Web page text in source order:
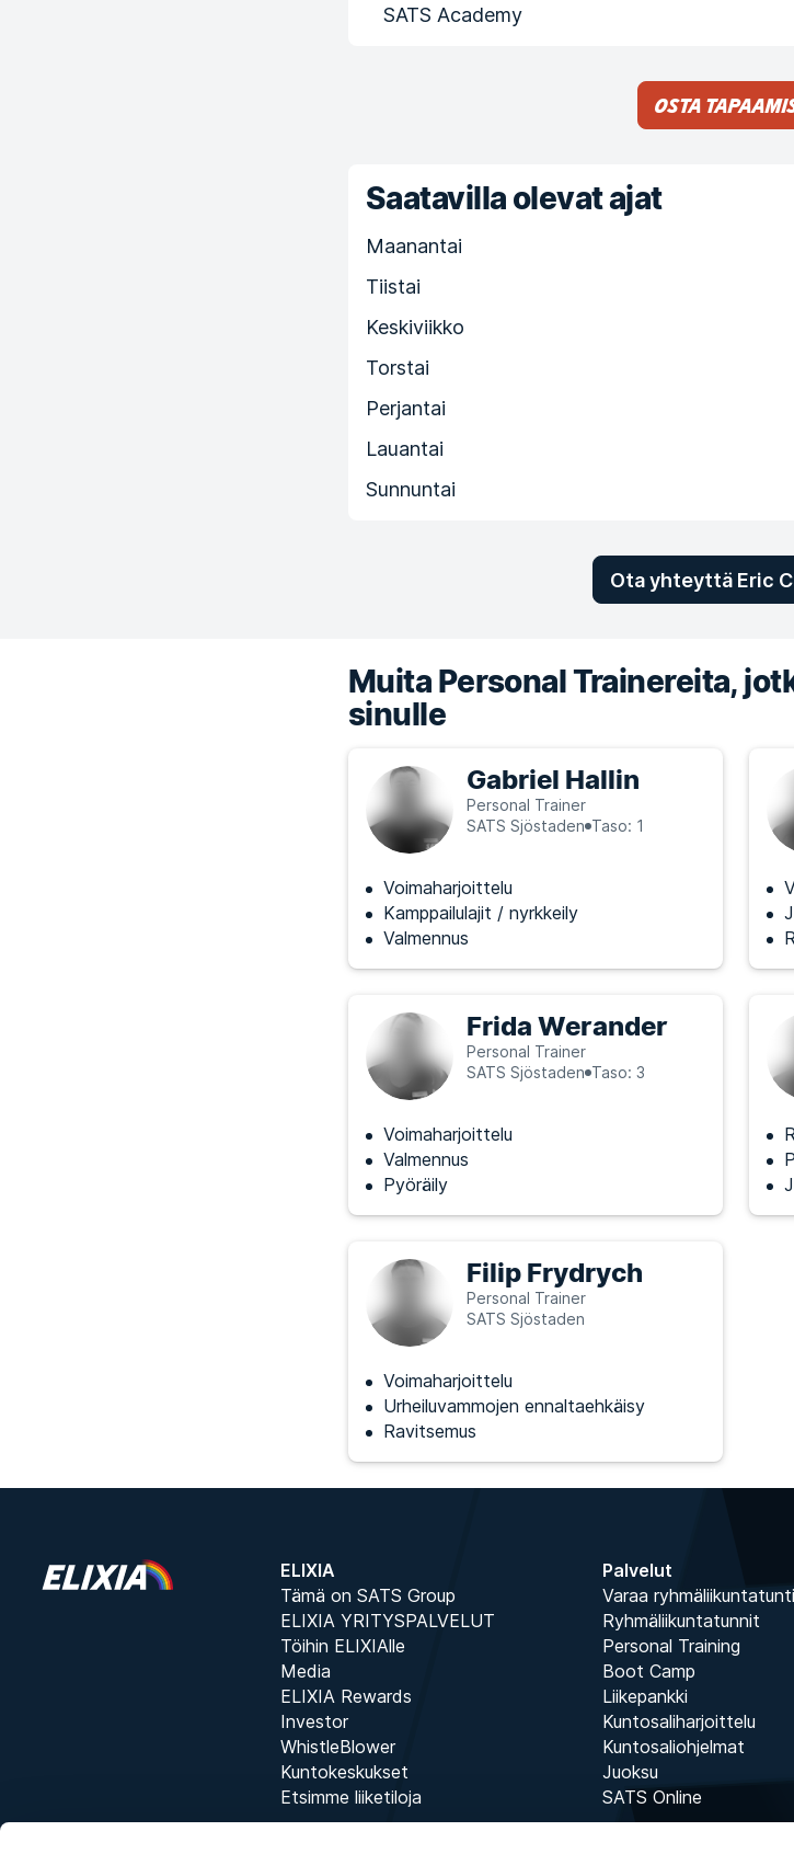
SATS Academy
Osta
Saatavilla olevat ajat
Maanantai
Tiistai
Keskiviikko
Torstai
Perjantai
Lauantai
Sunnuntai
Ota yhteyttä Eric
Muita Personal Trainereita,
sinulle
Gabriel Hallin
Personal Trainer
SATS Sjöstaden Taso: 1
Voimaharjoittelu
Kamppailulajit / nyrkkeily
Valmennus
Frida Werander
Personal Trainer
SATS Sjöstaden Taso: 3
Voimaharjoittelu
Valmennus
Pyöräily
Filip Frydrych
Personal Trainer
SATS Sjöstaden
Voimaharjoittelu
Urheiluvammojen ennaltaehkäisy
Ravitsemus
ELIXIA
Tämä on SATS Group
ELIXIA YRITYSPALVELUT
Töihin ELIXIAlle
Media
ELIXIA Rewards
Investor
WhistleBlower
Kuntokeskukset
Etsimme liiketiloja
Palvelut
Varaa ryhmäliikuntatunti
Ryhmäliikuntatunnit
Personal Training
Boot Camp
Liikepankki
Kuntosaliharjoittelu
Kuntosaliohjelmat
Juoksu
SATS Online